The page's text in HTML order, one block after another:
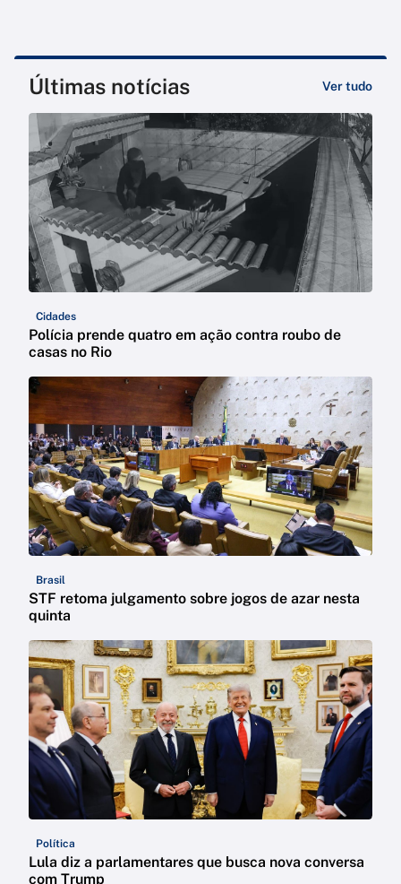
Últimas notícias Ver tudo
Cidades
Polícia prende quatro em ação contra roubo de
casas no Rio
Brasil
STF retoma julgamento sobre jogos de azar nesta
quinta
Política
Lula diz a parlamentares que busca nova conversa
com Trump